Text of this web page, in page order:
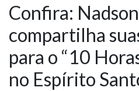
Confira:
compartilha
para o “10
no Espírito